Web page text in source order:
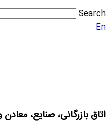
Search
En
اتاق بازرگانی، صنایع،